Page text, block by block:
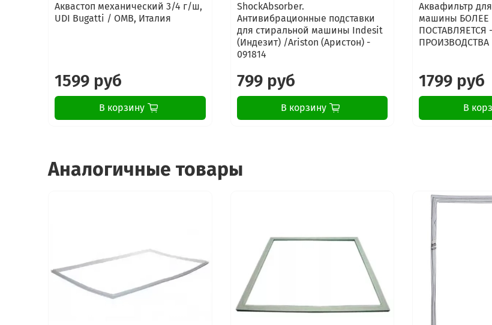
Аквастоп механический 3/4 г/ш,
UDI Bugatti / OMB, Италия
1599 руб
В корзину
ShockAbsorber.
Антивибрационные подставки
для стиральной машины Indesit
(Индезит) /Ariston (Аристон) -
091814
799 руб
В корзину
Аквафильтр
машины БОЛЕЕ
ПОСТАВЛЯЕТСЯ
ПРОИЗВОДСТВА
1799 руб
В
Аналогичные товары